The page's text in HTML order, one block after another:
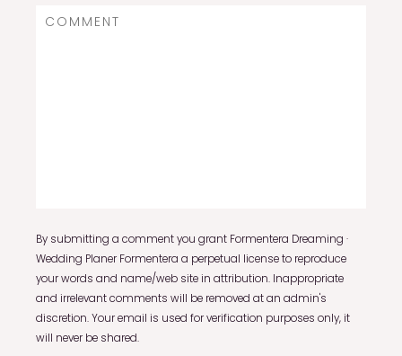
By submitting a comment you grant Formentera Dreaming ·
Wedding Planer Formentera a perpetual license to reproduce
your words and name/web site in attribution. Inappropriate
and irrelevant comments will be removed at an admin's
discretion. Your email is used for verification purposes only, it
will never be shared.